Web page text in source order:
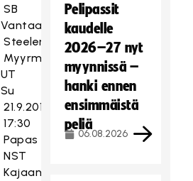
SB
Vantaa
Steelers
Myyrmäen
UT
Su
21.9.2014
17:30
Papas
NST
Kajaanihalli
Pelipassit
kaudelle
2026–27 nyt
myynnissä –
hanki ennen
ensimmäistä
peliä
06.08.2026